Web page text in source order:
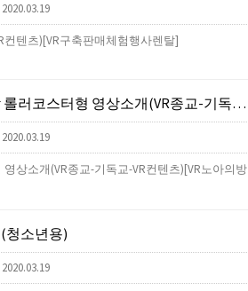
2020.03.19
텐츠)[VR구축판매체험행사렌탈]
종교-기독교-VR컨텐츠)[VR노아의방주,바벨탑,예루살렘성전]
2020.03.19
상소개(VR종교-기독교-VR컨텐츠)[VR노아의방
청소년용)
2020.03.19